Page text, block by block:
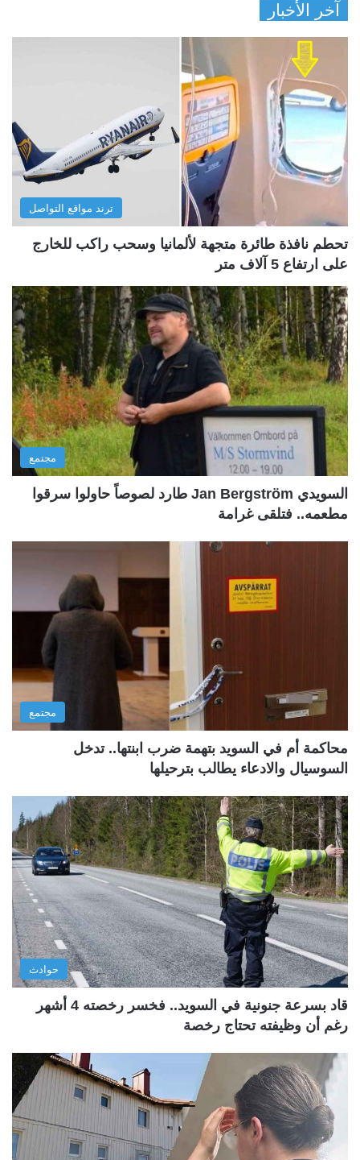
آخر الأخبار
ترند مواقع التواصل
تحطم نافذة طائرة متجهة لألمانيا وسحب راكب للخارج
على ارتفاع 5 آلاف متر
مجتمع
السويدي Jan Bergström طارد لصوصاً حاولوا سرقوا
مطعمه.. فتلقى غرامة
مجتمع
محاكمة أم في السويد بتهمة ضرب ابنتها.. تدخل
السوسيال والادعاء يطالب بترحيلها
حوادث
قاد بسرعة جنونية في السويد.. فخسر رخصته 4 أشهر
رغم أن وظيفته تحتاج رخصة